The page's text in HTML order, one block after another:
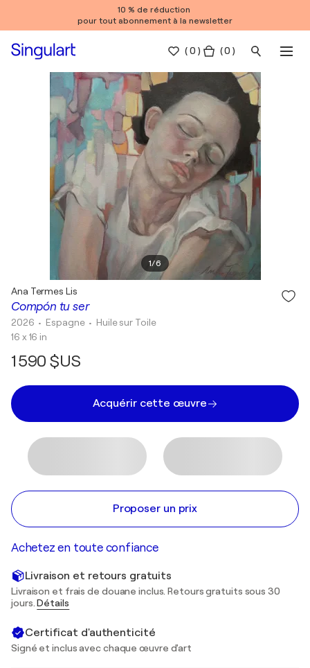
10 % de réduction
pour tout abonnement à la newsletter
(0 ) ( 0 )
1/6
Compón tu ser
Ana Termes Lis
2026 • Espagne • Huile sur Toile
16 x 16 in
1 590 $US
Acquérir cette œuvre
Proposer un prix
Achetez en toute confiance
Livraison et retours gratuits
Livraison et frais de douane inclus. Retours gratuits sous 30
jours.Détails
Certificat d'authenticité
Signé et inclus avec chaque œuvre d'art